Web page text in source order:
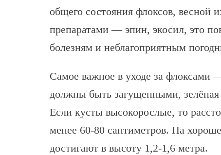
общего состояния флоксов,
препаратами — эпин, экосил, это
болезням и неблагоприятным
Самое важное в уходе за флоксами
должны быть загущенными, зелёная
Если кусты высокорослые, то
менее 60-80 сантиметров. На
достигают в высоту 1,2-1,6 метра.